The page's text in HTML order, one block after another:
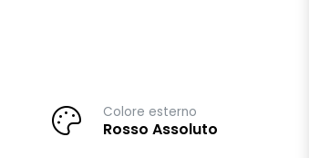
Colore esterno
Rosso Assoluto